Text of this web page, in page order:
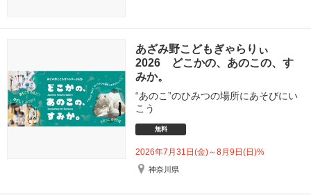
あざみ野こどもぎゃらりぃ
2026 どこかの、あのこの、す
みか。
“あのこ”のひみつの場所にあそびにい
こう
無料
2026年7月31日(金)～8月9日(日)%
神奈川県